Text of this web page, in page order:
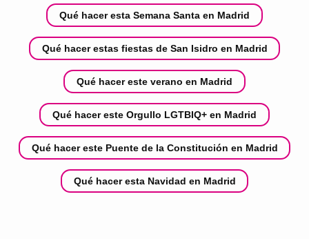
Qué hacer esta Semana Santa en Madrid
Qué hacer estas fiestas de San Isidro en Madrid
Qué hacer este verano en Madrid
Qué hacer este Orgullo LGTBIQ+ en Madrid
Qué hacer este Puente de la Constitución en Madrid
Qué hacer esta Navidad en Madrid